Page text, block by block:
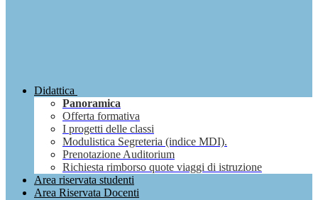
Didattica
Panoramica
Offerta formativa
I progetti delle classi
Modulistica Segreteria (indice MDI).
Prenotazione Auditorium
Richiesta rimborso quote viaggi di istruzione
Area riservata studenti
Area Riservata Docenti